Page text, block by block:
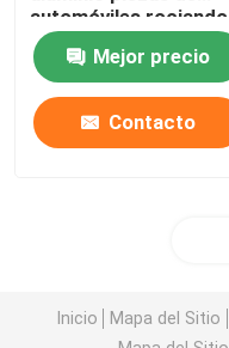
automóviles rociando
pintura
Mejor precio
Contacto
Inicio Mapa del Sitio